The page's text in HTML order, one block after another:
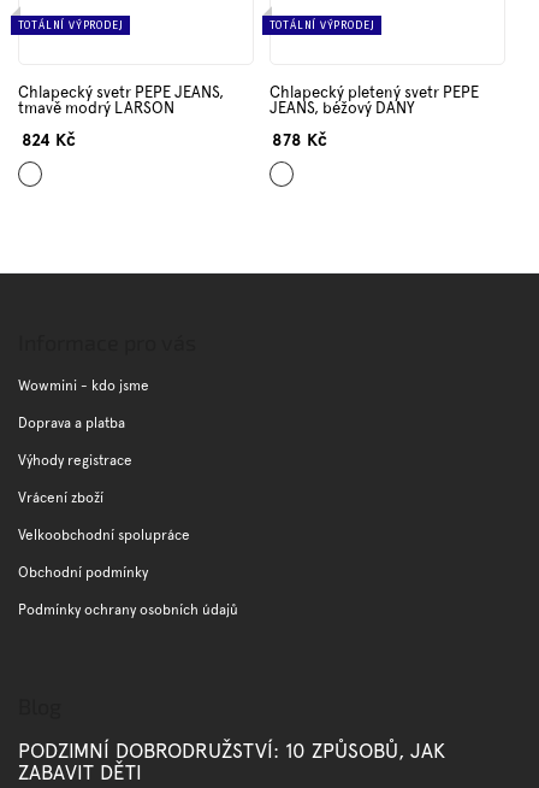
TOTÁLNÍ VÝPRODEJ
Chlapecký svetr PEPE JEANS,
tmavě modrý LARSON
824 Kč
Tmavě
modrá
TOTÁLNÍ VÝPRODEJ
Chlapecký pletený svetr PEPE
JEANS, béžový DANY
878 Kč
Světle
hnědá
Wowmini - kdo jsme
Doprava a platba
Výhody registrace
Vrácení zboží
Velkoobchodní spolupráce
Obchodní podmínky
Podmínky ochrany osobních údajů
PODZIMNÍ DOBRODRUŽSTVÍ: 10 ZPŮSOBŮ, JAK
ZABAVIT DĚTI